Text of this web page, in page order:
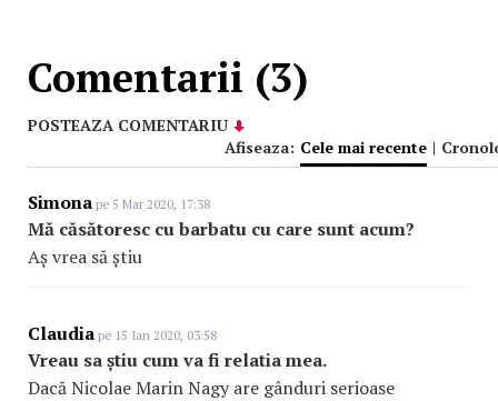
Comentarii (3)
POSTEAZA COMENTARIU
Afiseaza: Cele mai recente |
Simona pe 5 Mar 2020, 17:38
Mă căsătoresc cu barbatu cu care sunt acum?
Aș vrea să știu
Claudia pe 15 Ian 2020, 03:58
Vreau sa știu cum va fi relatia mea.
Dacă Nicolae Marin Nagy are gânduri serioase